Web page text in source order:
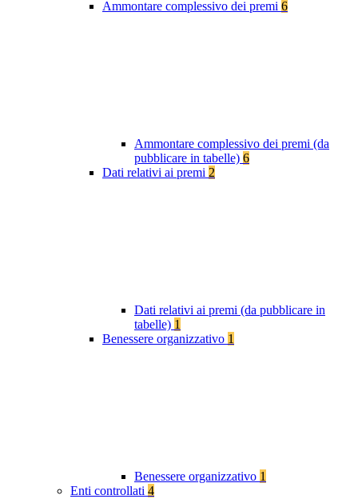
Ammontare complessivo dei premi 6
Ammontare complessivo dei premi (da
pubblicare in tabelle) 6
Dati relativi ai premi 2
Dati relativi ai premi (da pubblicare in
tabelle) 1
Benessere organizzativo 1
Benessere organizzativo 1
Enti controllati 4